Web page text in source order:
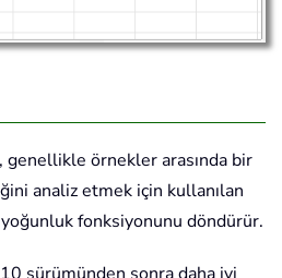
genellikle örnekler arasında bir
analiz etmek için kullanılan
fonksiyonunu döndürür.
sürümünden sonra daha iyi